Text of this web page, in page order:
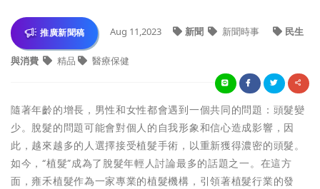
推廣新聞稿 Aug 11,2023 新聞 新聞時事 民生
與消費 精品 醫療保健
隨著年齡的增長，男性和女性都會遇到一個共同的問題：頭髮變
少。脫髮的問題可能會對個人的自我形象和信心造成影響，因
此，越來越多的人選擇接受植髮手術，以重新獲得濃密的頭髮。
如今，“植髮”成為了脫髮年輕人討論最多的話題之一。在這方
面，雍禾植髮作為一家專業的植髮機構，引領著植髮行業的發